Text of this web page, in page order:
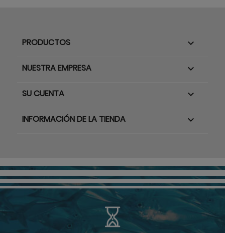
PRODUCTOS 
NUESTRA EMPRESA 
SU CUENTA 
INFORMACIÓN DE LA TIENDA keyboard_arrow_down